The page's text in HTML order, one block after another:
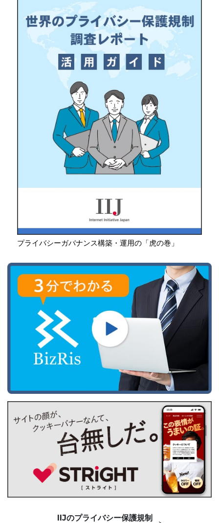
プライバシーガバナンス構築・運用の「虎の巻」
IIJのプライバシー保護規制